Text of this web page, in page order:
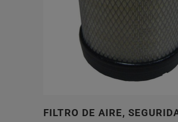
FILTRO DE AIRE,